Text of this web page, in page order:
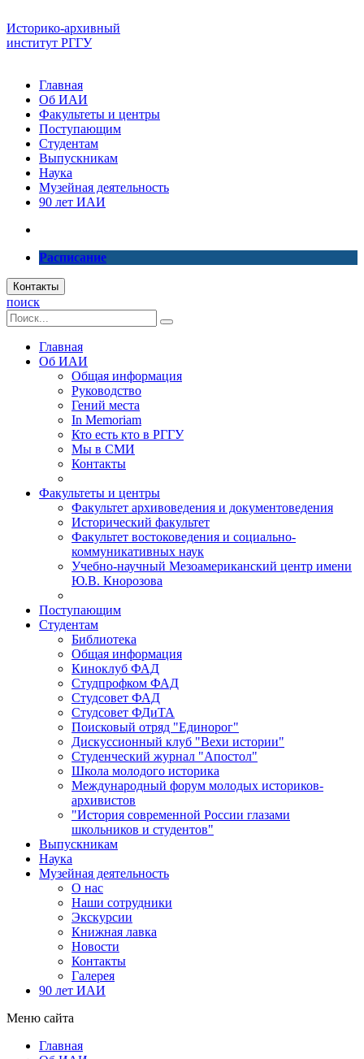
Историко-архивный
институт РГГУ
Главная
Об ИАИ
Факультеты и центры
Поступающим
Студентам
Выпускникам
Наука
Музейная деятельность
90 лет ИАИ
Расписание
Контакты
поиск
Главная
Об ИАИ
Общая информация
Руководство
Гений места
In Memoriam
Кто есть кто в РГГУ
Мы в СМИ
Контакты
Факультеты и центры
Факультет архивоведения и документоведения
Исторический факультет
Факультет востоковедения и социально-
коммуникативных наук
Учебно-научный Мезоамериканский центр имени
Ю.В. Кнорозова
Поступающим
Студентам
Библиотека
Общая информация
Киноклуб ФАД
Студпрофком ФАД
Студсовет ФАД
Студсовет ФДиТА
Поисковый отряд "Единорог"
Дискуссионный клуб "Вехи истории"
Студенческий журнал "Апостол"
Школа молодого историка
Международный форум молодых историков-
архивистов
"История современной России глазами
школьников и студентов"
Выпускникам
Наука
Музейная деятельность
О нас
Наши сотрудники
Экскурсии
Книжная лавка
Новости
Контакты
Галерея
90 лет ИАИ
Меню сайта
Главная